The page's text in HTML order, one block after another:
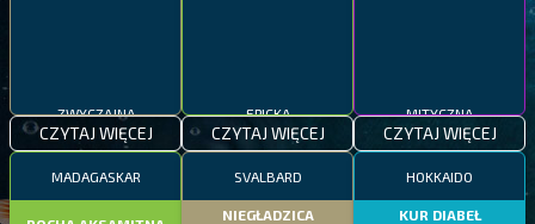
CZYTAJ WIĘCEJ CZYTAJ WIĘCEJ CZYTAJ WIĘCEJ
MADAGASKAR SVALBARD
NIEGŁADZICA
HOKKAIDO
KUR DIABEŁ